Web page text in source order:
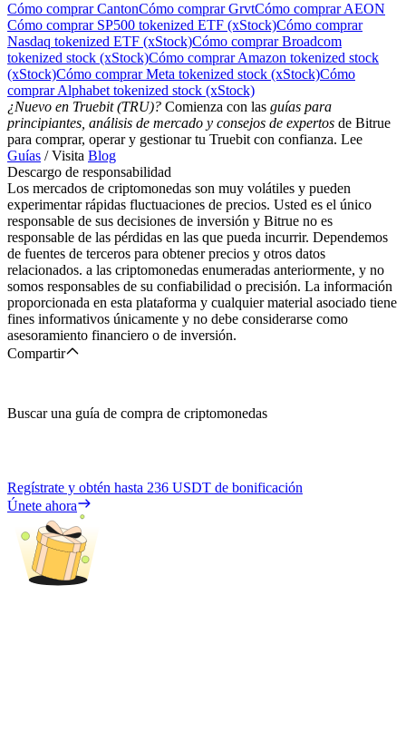
Cómo comprar CantonCómo comprar GrvtCómo comprar AEON
Cómo comprar SP500 tokenized ETF (xStock)Cómo comprar
Nasdaq tokenized ETF (xStock)Cómo comprar Broadcom
tokenized stock (xStock)Cómo comprar Amazon tokenized stock
(xStock)Cómo comprar Meta tokenized stock (xStock)Cómo
comprar Alphabet tokenized stock (xStock)
¿Nuevo en Truebit (TRU)? Comienza con las guías para
principiantes, análisis de mercado y consejos de expertos de Bitrue
para comprar, operar y gestionar tu Truebit con confianza. Lee
Guías / Visita Blog
Descargo de responsabilidad
Los mercados de criptomonedas son muy volátiles y pueden
experimentar rápidas fluctuaciones de precios. Usted es el único
responsable de sus decisiones de inversión y Bitrue no es
responsable de las pérdidas en las que pueda incurrir. Dependemos
de fuentes de terceros para obtener precios y otros datos
relacionados. a las criptomonedas enumeradas anteriormente, y no
somos responsables de su confiabilidad o precisión. La información
proporcionada en esta plataforma y cualquier material asociado tiene
fines informativos únicamente y no debe considerarse como
asesoramiento financiero o de inversión.
Compartir
Buscar una guía de compra de criptomonedas
Regístrate y obtén hasta 236 USDT de bonificación
Únete ahora